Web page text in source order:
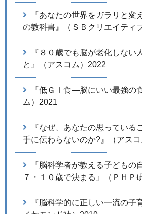
『あなたの世界をガラリと変
の教科書』（ＳＢクリエイティ
『８０歳でも脳が老化しない
と』（アスコム）2022
『低ＧＩ食―脳にいい最強の
ム）2021
『なぜ、あなたの思っている
手に伝わらないのか?』（アス
『脳科学者が教える子どもの
７・１０歳で決まる』（ＰＨＰ
『脳科学的に正しい一流の子